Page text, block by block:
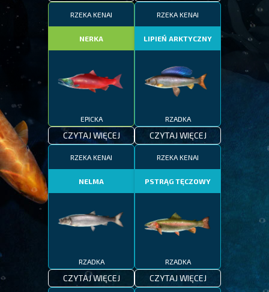
RZEKA KENAI
NERKA
EPICKA
CZYTAJ WIĘCEJ
RZEKA KENAI
LIPIEŃ ARKTYCZNY
RZADKA
CZYTAJ WIĘCEJ
RZEKA KENAI
NELMA
RZADKA
CZYTAJ WIĘCEJ
RZEKA KENAI
PSTRĄG TĘCZOWY
RZADKA
CZYTAJ WIĘCEJ